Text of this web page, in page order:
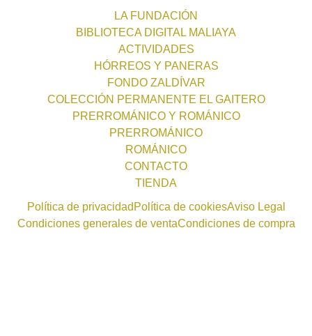
LA FUNDACIÓN
BIBLIOTECA DIGITAL MALIAYA
ACTIVIDADES
HÓRREOS Y PANERAS
FONDO ZALDÍVAR
COLECCIÓN PERMANENTE EL GAITERO
PRERROMÁNICO Y ROMÁNICO
PRERROMÁNICO
ROMÁNICO
CONTACTO
TIENDA
Política de privacidad Política de cookiesAviso Legal
Condiciones generales de ventaCondiciones de compra